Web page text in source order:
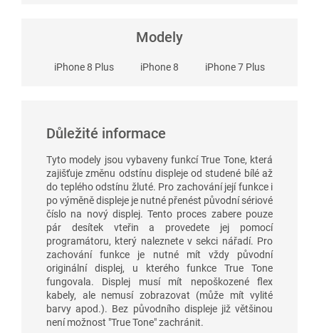
Modely
iPhone 8 Plus iPhone 8 iPhone 7 Plus
Důležité informace
Tyto modely jsou vybaveny funkcí True Tone, která
zajišťuje změnu odstínu displeje od studené bílé až
do teplého odstínu žluté. Pro zachování její funkce i
po výměně displeje je nutné přenést původní sériové
číslo na nový displej. Tento proces zabere pouze
pár desítek vteřin a provedete jej pomocí
programátoru, který naleznete v sekci nářadí. Pro
zachování funkce je nutné mít vždy původní
originální displej, u kterého funkce True Tone
fungovala. Displej musí mít nepoškozené flex
kabely, ale nemusí zobrazovat (může mít vylité
barvy apod.). Bez původního displeje již většinou
není možnost "True Tone" zachránit.